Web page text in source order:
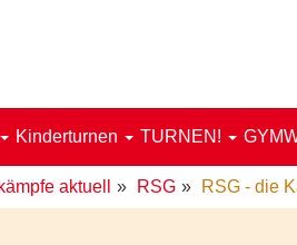
Kinderturnen TURNEN!
aktuell RSG RSG - die